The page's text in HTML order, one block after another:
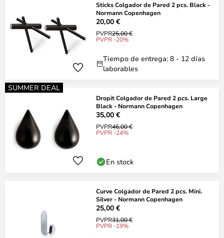
Sticks Colgador de Pared 2 pcs. Black -
Normann Copenhagen
20,00 €
PVPR25,00 €
PVPR -20%
Tiempo de entrega: 8 - 12 días
laborables
SUMMER DEAL
Dropit Colgador de Pared 2 pcs. Large
Black - Normann Copenhagen
35,00 €
PVPR46,00 €
PVPR -24%
En stock
Curve Colgador de Pared 2 pcs. Mini.
Silver - Normann Copenhagen
25,00 €
PVPR31,00 €
PVPR -19%